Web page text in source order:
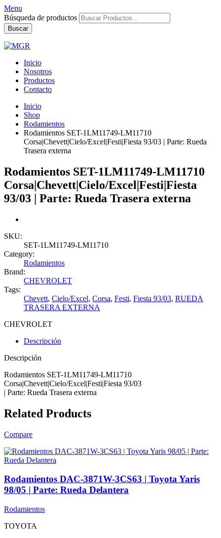
Menu
Búsqueda de productos
Buscar
Inicio
Nosotros
Productos
Contacto
Inicio
Shop
Rodamientos
Rodamientos SET-1LM11749-LM11710
Corsa|Chevett|Cielo/Excel|Festi|Fiesta 93/03 | Parte: Rueda
Trasera externa
Rodamientos SET-1LM11749-LM11710
Corsa|Chevett|Cielo/Excel|Festi|Fiesta
93/03 | Parte: Rueda Trasera externa
SKU:
SET-1LM11749-LM11710
Category:
Rodamientos
Brand:
CHEVROLET
Tags:
Chevett, Cielo/Excel, Corsa, Festi, Fiesta 93/03, RUEDA
TRASERA EXTERNA
CHEVROLET
Descripción
Descripción
Rodamientos SET-1LM11749-LM11710
Corsa|Chevett|Cielo/Excel|Festi|Fiesta 93/03
| Parte: Rueda Trasera externa
Related Products
Compare
Rodamientos DAC-3871W-3CS63 | Toyota Yaris
98/05 | Parte: Rueda Delantera
Rodamientos
TOYOTA